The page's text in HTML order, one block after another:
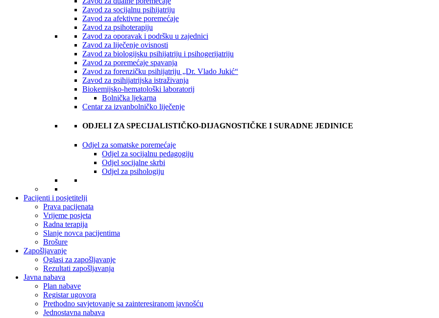
Zavod za socijalnu psihijatriju
Zavod za afektivne poremećaje
Zavod za psihoterapiju
Zavod za oporavak i podršku u zajednici
Zavod za liječenje ovisnosti
Zavod za biologijsku psihijatriju i psihogerijatriju
Zavod za poremećaje spavanja
Zavod za forenzičku psihijatriju „Dr. Vlado Jukić“
Zavod za psihijatrijska istraživanja
Biokemijsko-hematološki laboratorij
Bolnička ljekarna
Centar za izvanbolničko liječenje
ODJELI ZA SPECIJALISTIČKO-DIJAGNOSTIČKE I SURADNE JEDINICE
Odjel za somatske poremećaje
Odjel za socijalnu pedagogiju
Odjel socijalne skrbi
Odjel za psihologiju
Pacijenti i posjetitelji
Prava pacijenata
Vrijeme posjeta
Radna terapija
Slanje novca pacijentima
Brošure
Zapošljavanje
Oglasi za zapošljavanje
Rezultati zapošljavanja
Javna nabava
Plan nabave
Registar ugovora
Prethodno savjetovanje sa zainteresiranom javnošću
Jednostavna nabava